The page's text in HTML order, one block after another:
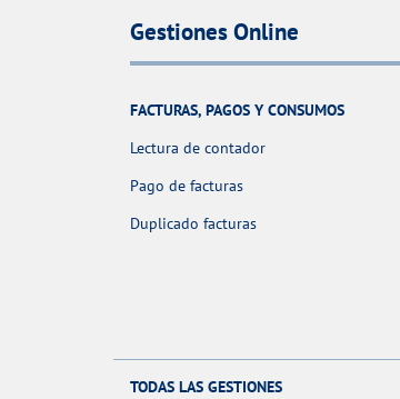
Gestiones Online
FACTURAS, PAGOS Y CONSUMOS
Lectura de contador
Pago de facturas
Duplicado facturas
TODAS LAS GESTIONES